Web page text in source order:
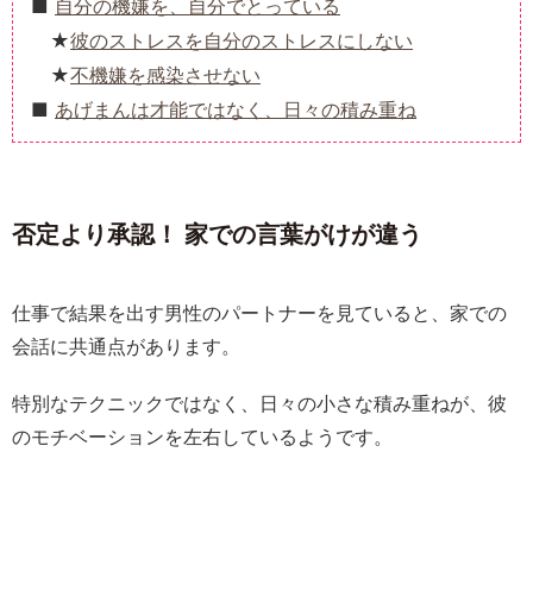
自分の機嫌を、自分でとっている
彼のストレスを自分のストレスにしない
不機嫌を感染させない
あげまんは才能ではなく、日々の積み重ね
否定より承認！ 家での言葉がけが違う
仕事で結果を出す男性のパートナーを見ていると、家での
会話に共通点があります。
特別なテクニックではなく、日々の小さな積み重ねが、彼
のモチベーションを左右しているようです。